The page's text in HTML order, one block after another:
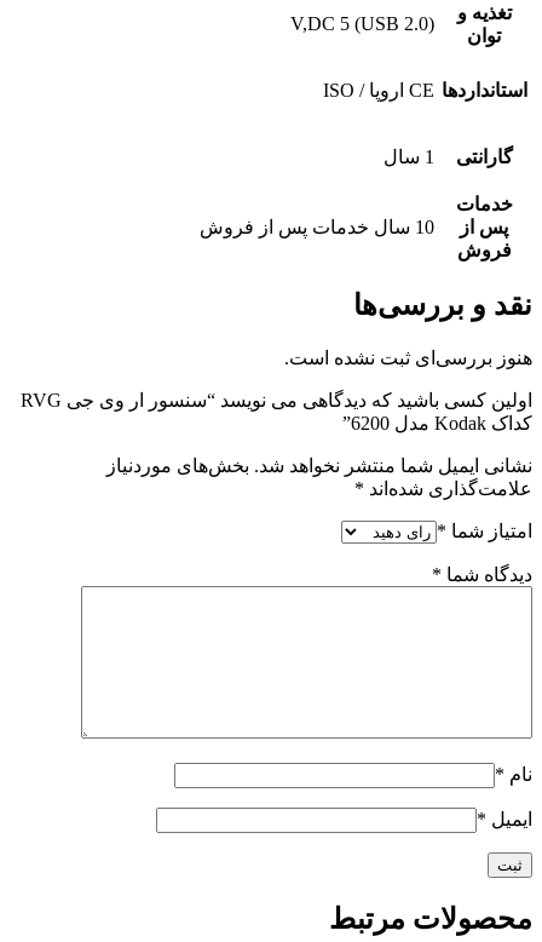
تغذیه و
توان
V,DC 5 (USB 2.0)
استانداردها CE اروپا / ISO
گارانتی 1 سال
خدمات
پس از
فروش
10 سال خدمات پس از فروش
نقد و بررسی‌ها
هنوز بررسی‌ای ثبت نشده است.
اولین کسی باشید که دیدگاهی می نویسد “سنسور ار وی جی RVG
کداک Kodak مدل 6200”
نشانی ایمیل شما منتشر نخواهد شد. بخش‌های موردنیاز
علامت‌گذاری شده‌اند *
امتیاز شما *
دیدگاه شما *
نام *
ایمیل *
محصولات مرتبط